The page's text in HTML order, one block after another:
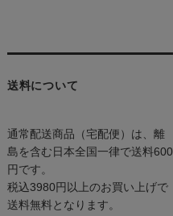
送料について
通常配送商品（宅配便）は、離
島を含む日本全国一律で送料600
円です。
税込3980円以上のお買い上げで
送料無料となります。